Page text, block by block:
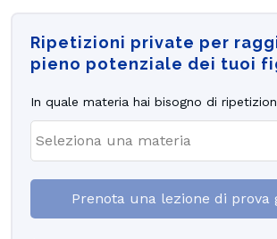
Ripetizioni private per
pieno potenziale dei tuoi
In quale materia hai bisogno di
Prenota una lezione di prova